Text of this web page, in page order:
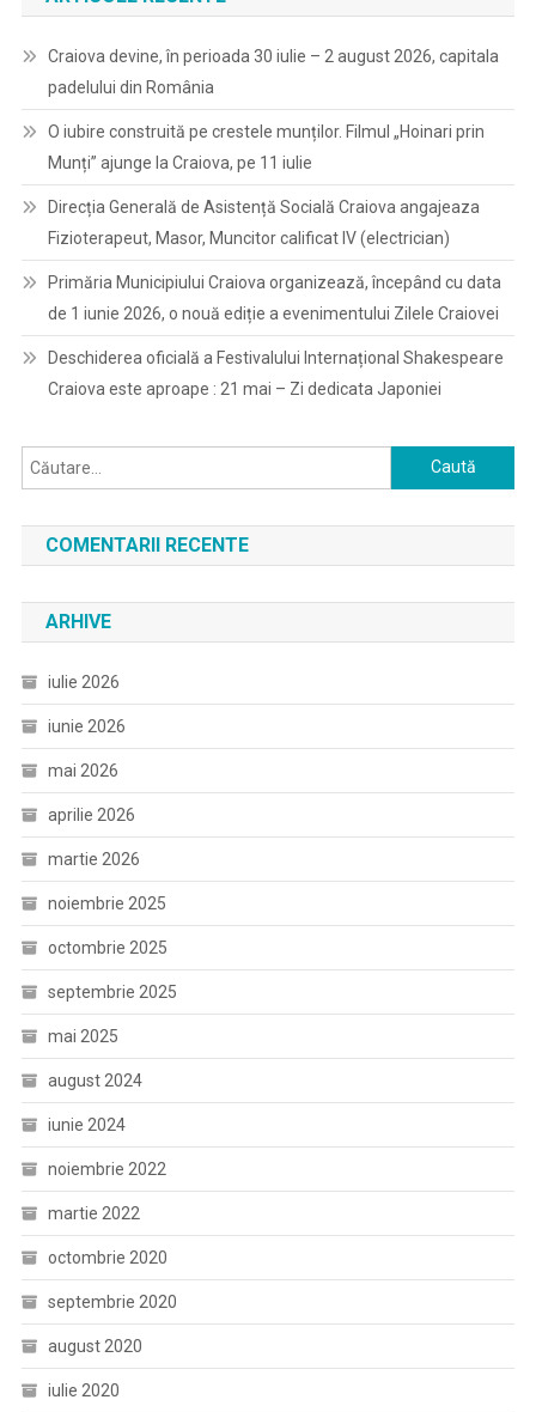
Craiova devine, în perioada 30 iulie – 2 august 2026, capitala
padelului din România
O iubire construită pe crestele munților. Filmul „Hoinari prin
Munți” ajunge la Craiova, pe 11 iulie
Direcția Generală de Asistență Socială Craiova angajeaza
Fizioterapeut, Masor, Muncitor calificat IV (electrician)
Primăria Municipiului Craiova organizează, începând cu data
de 1 iunie 2026, o nouă ediție a evenimentului Zilele Craiovei
Deschiderea oficială a Festivalului Internațional Shakespeare
Craiova este aproape : 21 mai – Zi dedicata Japoniei
Caută
după:
COMENTARII RECENTE
ARHIVE
iulie 2026
iunie 2026
mai 2026
aprilie 2026
martie 2026
noiembrie 2025
octombrie 2025
septembrie 2025
mai 2025
august 2024
iunie 2024
noiembrie 2022
martie 2022
octombrie 2020
septembrie 2020
august 2020
iulie 2020